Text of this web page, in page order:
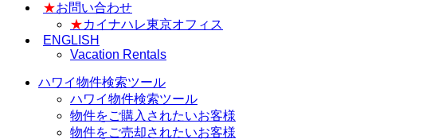
★お問い合わせ
★カイナハレ東京オフィス
ENGLISH
Vacation Rentals
ハワイ物件検索ツール
ハワイ物件検索ツール
物件をご購入されたいお客様
物件をご売却されたいお客様